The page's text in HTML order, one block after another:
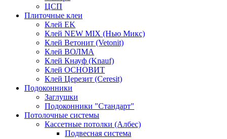
ЦСП
Плиточные клеи
Клей EK
Клей NEW MIX (Нью Микс)
Клей Ветонит (Vetonit)
Клей ВОЛМА
Клей Кнауф (Knauf)
Клей ОСНОВИТ
Клей Церезит (Ceresit)
Подоконники
Заглушки
Подоконники "Стандарт"
Потолочные системы
Кассетные потолки (Албес)
Подвесная система